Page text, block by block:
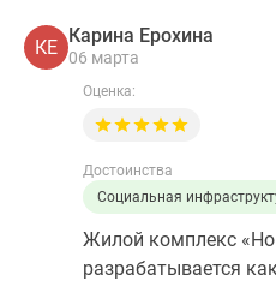
КЕ
Карина Ерохина
06 марта
Оценка:
Достоинства
Социальная
Жилой комплекс
разрабатывается